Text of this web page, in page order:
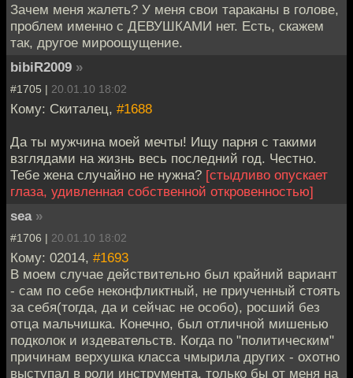
Зачем меня жалеть? У меня свои тараканы в голове,
проблем именно с ДЕВУШКАМИ нет. Есть, скажем
так, другое мироощущение.
bibiR2009 »
#1705 | 20.01.10 18:02
Кому: Скиталец, #1688
Да ты мужчина моей мечты! Ищу парня с такими
взглядами на жизнь весь последний год. Честно.
Тебе жена случайно не нужна? [стыдливо опускает
глаза, удивленная собственной откровенностью]
sea »
#1706 | 20.01.10 18:02
Кому: 02014, #1693
В моем случае действительно был крайний вариант
- сам по себе неконфликтный, не приученный стоять
за себя(тогда, да и сейчас не особо), росший без
отца мальчишка. Конечно, был отличной мишенью
подколок и издевательств. Когда по "политическим"
причинам верхушка класса чмырила других - охотно
выступал в роли инструмента, только бы от меня на